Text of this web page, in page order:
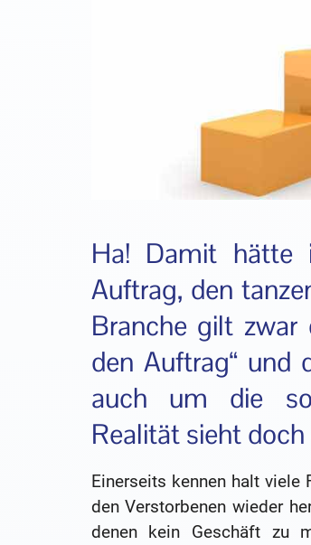
Ha! Damit hätte
Auftrag, den
Branche gilt zwar
den Auftrag“ und
auch um die
Realität sieht
Einerseits kennen halt
den Verstorbenen wieder
denen kein Geschäft zu